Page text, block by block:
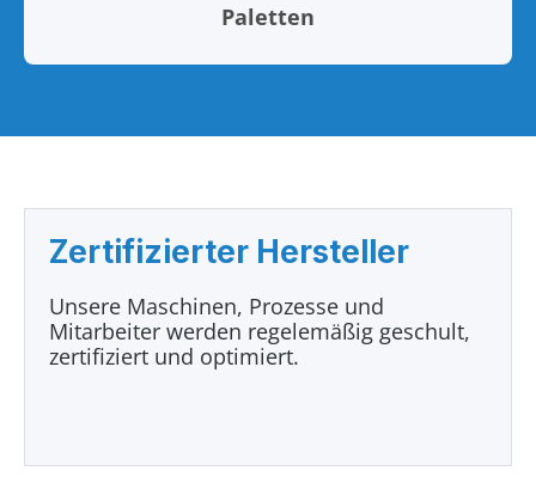
Paletten
Zertifizierter Hersteller
Unsere Maschinen, Prozesse und
Mitarbeiter werden regelemäßig geschult,
zertifiziert und optimiert.